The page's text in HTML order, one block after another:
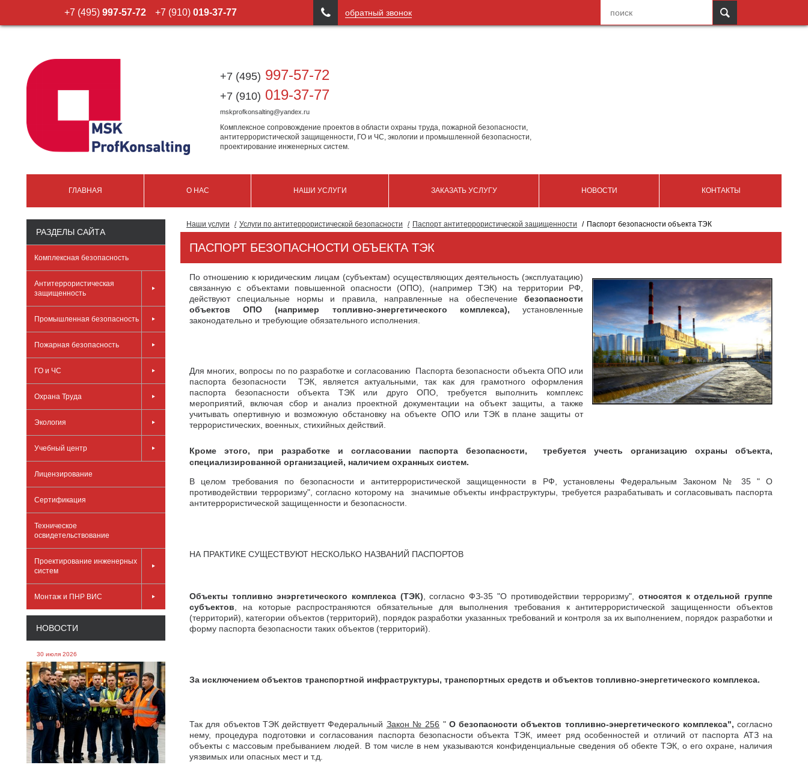
+7 (495) 997-57-72 +7 (910) 019-37-77  обратный звонок
+7 (495) 997-57-72
+7 (910) 019-37-77
mskprofkonsalting@yandex.ru
Комплексное сопровождение проектов в области охраны труда, пожарной безопасности,
антитеррористической защищенности, ГО и ЧС, экологии и промышленной безопасности,
проектирование инженерных систем.
ГЛАВНАЯ О НАС НАШИ УСЛУГИ ЗАКАЗАТЬ УСЛУГУ НОВОСТИ КОНТАКТЫ
РАЗДЕЛЫ САЙТА
Комплексная безопасность
Антитеррористическая
защищенность
Промышленная безопасность
Пожарная безопасность
ГО и ЧС
Охрана Труда
Экология
Учебный центр
Лицензирование
Сертификация
Техническое
освидетельствование
Проектирование инженерных
систем
Монтаж и ПНР ВИС
НОВОСТИ
30 июля 2026
Наши услуги Услуги по антитеррористической безопасности Паспорт антитеррористической защищенности Паспорт безопасности объекта ТЭК
ПАСПОРТ БЕЗОПАСНОСТИ ОБЪЕКТА ТЭК
По отношению к юридическим лицам (субъектам) осуществляющих деятельность (эксплуатацию)
связанную с объектами повышенной опасности (ОПО), (например ТЭК) на территории РФ,
действуют специальные нормы и правила, направленные на обеспечение безопасности
объектов ОПО (например топливно-энергетического комплекса), установленные
законодательно и требующие обязательного исполнения.
Для многих, вопросы по по разработке и согласованию Паспорта безопасности объекта ОПО или
паспорта безопасности ТЭК, является актуальными, так как для грамотного оформления
паспорта безопасности объекта ТЭК или друго ОПО, требуется выполнить комплекс
мероприятий, включая сбор и анализ проектной документации на объект защиты, а также
учитывать опертивную и возможную обстановку на объекте ОПО или ТЭК в плане защиты от
террористических, военных, стихийных действий.
Кроме этого, при разработке и согласовании паспорта безопасности, требуется учесть организацию охраны объекта,
специализированной организацией, наличием охранных систем.
В целом требования по безопасности и антитеррористической защищенности в РФ, установлены Федеральным Законом № 35 " О
противодействии терроризму", согласно которому на значимые объекты инфраструктуры, требуется разрабатывать и согласовывать паспорта
антитеррористической защищенности и безопасности.
НА ПРАКТИКЕ СУЩЕСТВУЮТ НЕСКОЛЬКО НАЗВАНИЙ ПАСПОРТОВ
Объекты топливно энэргетического комплекса (ТЭК) , согласно ФЗ-35 "О противодействии терроризму", относятся к отдельной группе
субъектов , на которые распространяются обязательные для выполнения требования к антитеррористической защищенности объектов
(территорий), категории объектов (территорий), порядок разработки указанных требований и контроля за их выполнением, порядок разработки и
форму паспорта безопасности таких объектов (территорий).
За исключением объектов транспортной инфраструктуры, транспортных средств и объектов топливно-энергетического комплекса.
Так для объектов ТЭК действуетт Федеральный Закон № 256 " О безопасности объектов топливно-энергетического комплекса", согласно
нему, процедура подготовки и согласования паспорта безопасности объекта ТЭК, имеет ряд особенностей и отличий от паспорта АТЗ на
объекты с массовым пребыванием людей. В том числе в нем указываются конфиденциальные сведения об обекте ТЭК, о его охране, наличия
уязвимых или опасных мест и т.д.